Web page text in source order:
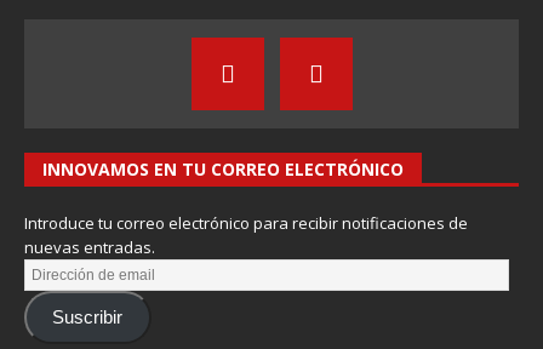
INNOVAMOS EN TU CORREO ELECTRÓNICO
Introduce tu correo electrónico para recibir notificaciones de
nuevas entradas.
Suscribir